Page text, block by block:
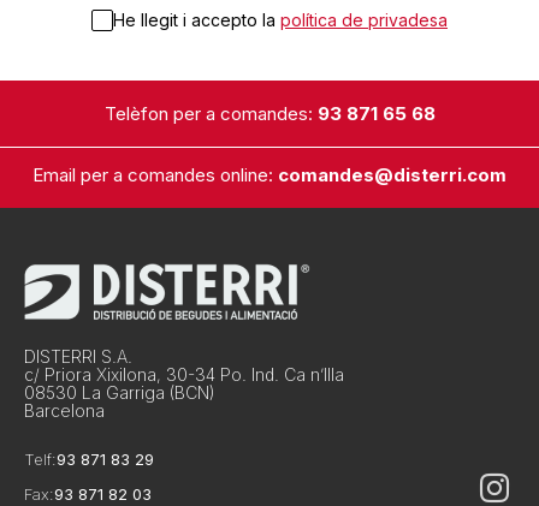
He llegit i accepto la política de privadesa
Telèfon per a comandes: 93 871 65 68
Email per a comandes online: comandes@disterri.com
DISTERRI S.A.
c/ Priora Xixilona, 30-34 Po. Ind. Ca n’Illa
08530 La Garriga (BCN)
Barcelona
Telf:93 871 83 29
Fax:93 871 82 03